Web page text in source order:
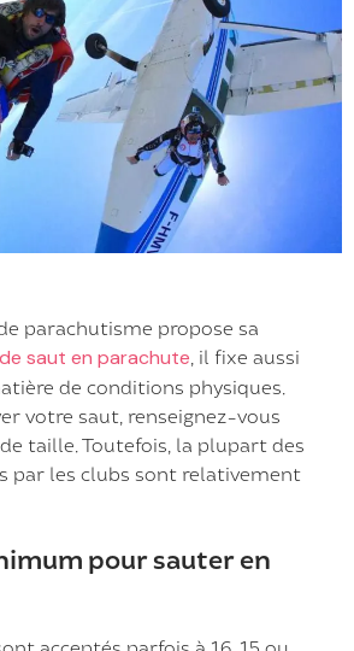
parachutisme propose sa
saut en parachute , il fixe aussi
de conditions physiques.
votre saut, renseignez-vous
taille. Toutefois, la plupart des
par les clubs sont relativement
pour sauter en